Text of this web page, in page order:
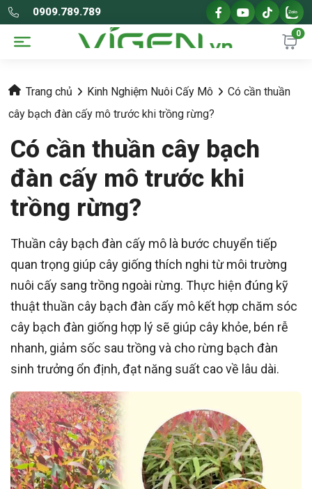
0909.789.789
0
Trang chủ Kinh Nghiệm Nuôi Cấy Mô
Có cần thuần
cây bạch đàn cấy mô trước khi trồng rừng?
Có cần thuần cây bạch
đàn cấy mô trước khi
trồng rừng?
Thuần cây bạch đàn cấy mô là bước chuyển tiếp
quan trọng giúp cây giống thích nghi từ môi trường
nuôi cấy sang trồng ngoài rừng. Thực hiện đúng kỹ
thuật thuần cây bạch đàn cấy mô kết hợp chăm sóc
cây bạch đàn giống hợp lý sẽ giúp cây khỏe, bén rễ
nhanh, giảm sốc sau trồng và cho rừng bạch đàn
sinh trưởng ổn định, đạt năng suất cao về lâu dài.